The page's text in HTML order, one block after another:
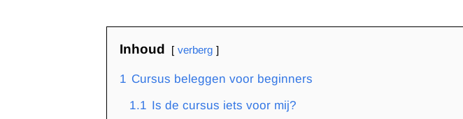
Inhoud verberg
1 Cursus beleggen voor beginners
1.1 Is de cursus iets voor mij?